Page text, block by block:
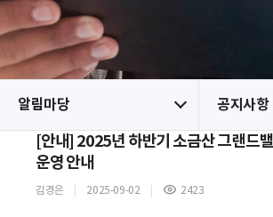
알림마당 공지사항
[안내] 2025년 하반기 소금산 그랜드
운영 안내
김경은 2025-09-02
조
2423